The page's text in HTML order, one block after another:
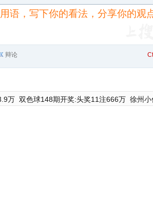
辩论
万 双色球148期开奖:头奖11注666万 徐州